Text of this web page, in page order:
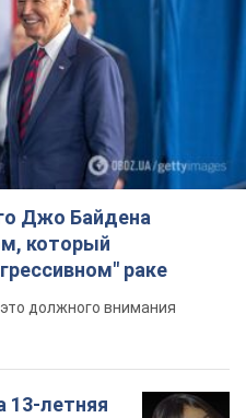
Джо Байдена
который
раке
должного внимания
13-летняя